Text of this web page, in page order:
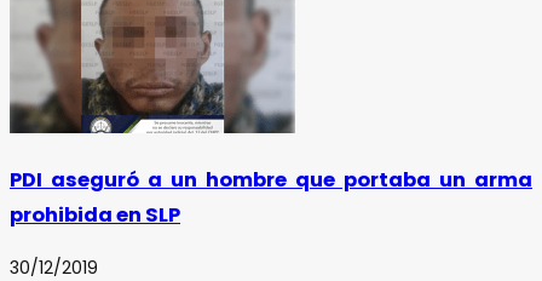
PDI aseguró a un hombre que portaba un arma
prohibida en SLP
30/12/2019